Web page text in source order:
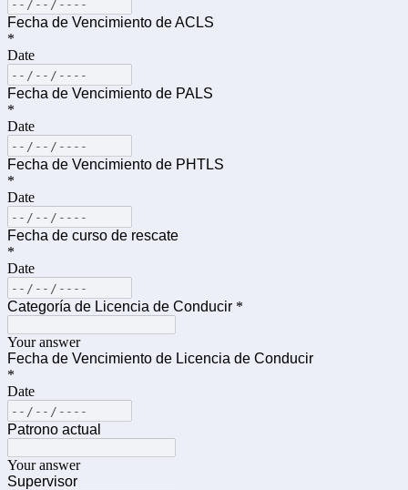
Fecha de Vencimiento de ACLS
*
Date
Fecha de Vencimiento de PALS
*
Date
Fecha de Vencimiento de PHTLS
*
Date
Fecha de curso de rescate
*
Date
Categoría de Licencia de Conducir *
Your answer
Fecha de Vencimiento de Licencia de Conducir
*
Date
Patrono actual
Your answer
Supervisor